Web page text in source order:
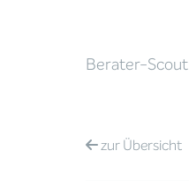
Berater-Scout
zurÜbersicht